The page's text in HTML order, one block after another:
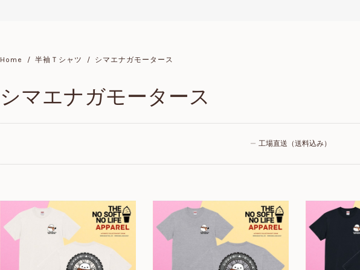
Home 半袖Ｔシャツ シマエナガモータース
シマエナガモータース
工場直送（送料込み）